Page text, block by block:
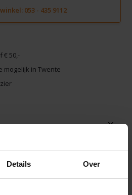
Details Over
053 - 435 9112
€ 50,-
mogelijk in Twente